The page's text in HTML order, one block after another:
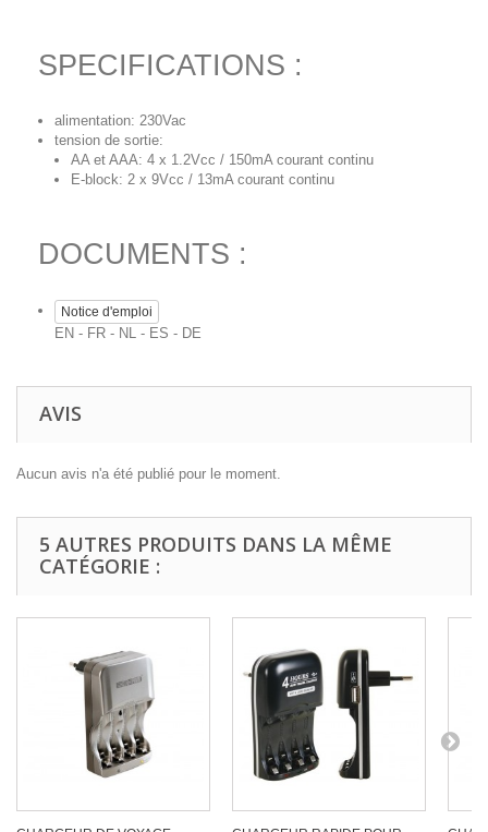
SPECIFICATIONS :
alimentation: 230Vac
tension de sortie:
AA et AAA: 4 x 1.2Vcc / 150mA courant continu
E-block: 2 x 9Vcc / 13mA courant continu
DOCUMENTS :
Notice d'emploi
EN - FR - NL - ES - DE
AVIS
Aucun avis n'a été publié pour le moment.
5 AUTRES PRODUITS DANS LA MÊME
CATÉGORIE :